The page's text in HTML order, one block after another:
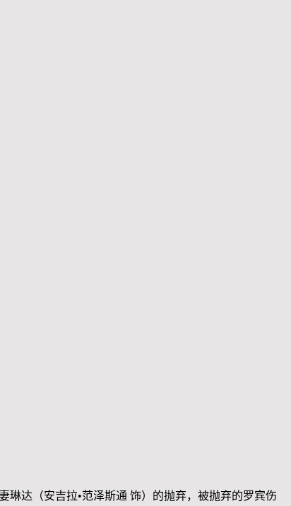
琳达（安吉拉•范泽斯通 饰）的抛弃，被抛弃的罗宾伤